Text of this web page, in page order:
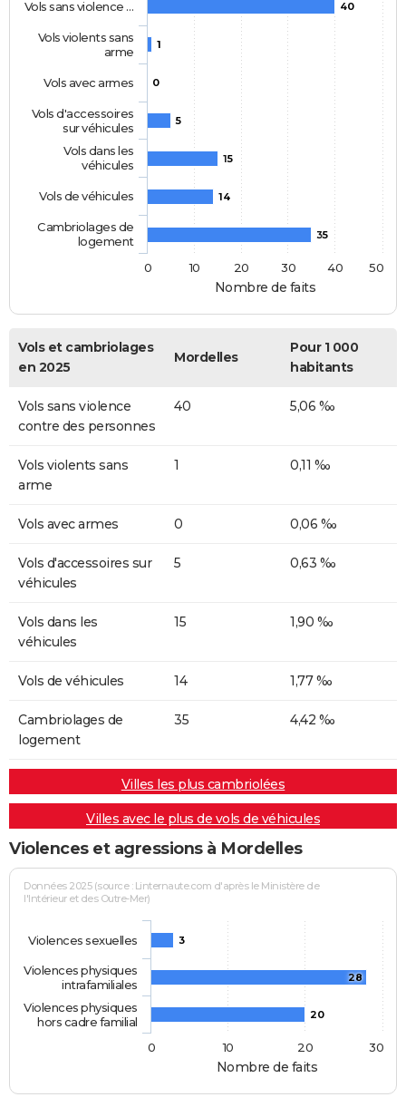
Nombre de faits
40
1
0
5
15
14
35
Vols sans violence …
Vols violents sans
arme
Vols avec armes
Vols d'accessoires
sur véhicules
Vols dans les
véhicules
Vols de véhicules
Cambriolages de
logement
0
10 20 30 40 50
Vols et cambriolages
en 2025
Mordelles
Pour 1 000
habitants
Vols sans violence
contre des personnes
40 5,06 ‰
Vols violents sans
arme
1 0,11 ‰
Vols avec armes 0 0,06 ‰
Vols d'accessoires sur
véhicules
5 0,63 ‰
Vols dans les
véhicules
15 1,90 ‰
Vols de véhicules 14 1,77 ‰
Cambriolages de
logement
35 4,42 ‰
Villes les plus cambriolées
Villes avec le plus de vols de véhicules
Violences et agressions à Mordelles
Nombre de faits
Données 2025 (source : Linternaute.com d'après le Ministère de
l'Intérieur et des Outre-Mer)
3
28
20
Violences sexuelles
Violences physiques
intrafamiliales
Violences physiques
hors cadre familial
0
10 20 30